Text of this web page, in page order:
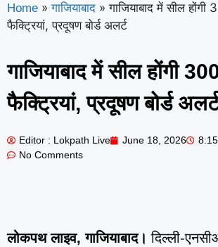
Home » गाजियाबाद » गाजियाबाद में सील
फैक्ट्रियां, प्रदूषण बोर्ड अलर्ट
गाजियाबाद में सील होंगी
फैक्ट्रियां, प्रदूषण बोर्ड
Editor : Lokpath Live June 18, 2026
No Comments
लोकपथ लाइव, गाजियाबाद। दिल्ली-